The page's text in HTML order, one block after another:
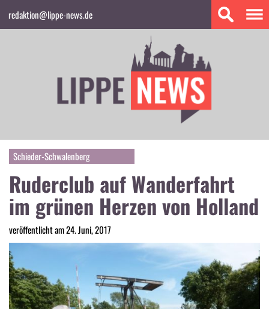
redaktion@lippe-news.de
Schieder-Schwalenberg
Ruderclub auf Wanderfahrt
im grünen Herzen von Holland
veröffentlicht am 24. Juni, 2017